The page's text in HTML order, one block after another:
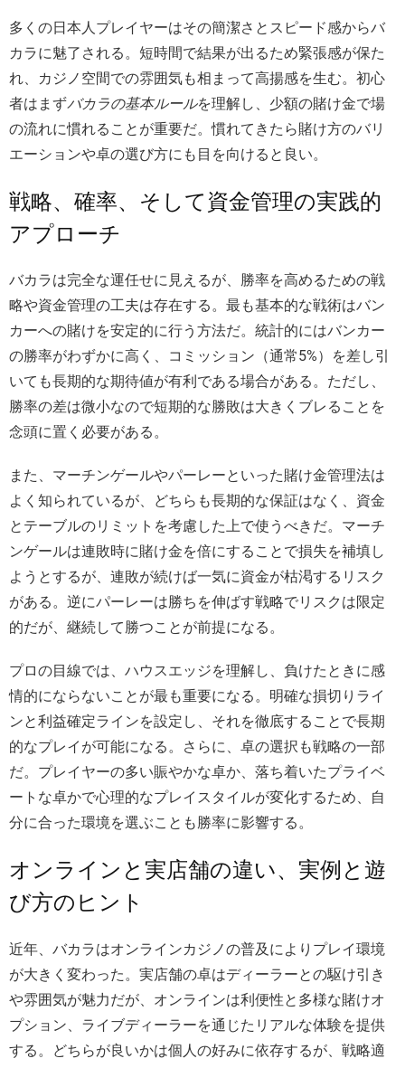
多くの日本人プレイヤーはその簡潔さとスピード感からバ
カラに魅了される。短時間で結果が出るため緊張感が保た
れ、カジノ空間での雰囲気も相まって高揚感を生む。初心
者はまずバカラの基本ルールを理解し、少額の賭け金で場
の流れに慣れることが重要だ。慣れてきたら賭け方のバリ
エーションや卓の選び方にも目を向けると良い。
戦略、確率、そして資金管理の実践的
アプローチ
バカラは完全な運任せに見えるが、勝率を高めるための戦
略や資金管理の工夫は存在する。最も基本的な戦術はバン
カーへの賭けを安定的に行う方法だ。統計的にはバンカー
の勝率がわずかに高く、コミッション（通常5%）を差し引
いても長期的な期待値が有利である場合がある。ただし、
勝率の差は微小なので短期的な勝敗は大きくブレることを
念頭に置く必要がある。
また、マーチンゲールやパーレーといった賭け金管理法は
よく知られているが、どちらも長期的な保証はなく、資金
とテーブルのリミットを考慮した上で使うべきだ。マーチ
ンゲールは連敗時に賭け金を倍にすることで損失を補填し
ようとするが、連敗が続けば一気に資金が枯渇するリスク
がある。逆にパーレーは勝ちを伸ばす戦略でリスクは限定
的だが、継続して勝つことが前提になる。
プロの目線では、ハウスエッジを理解し、負けたときに感
情的にならないことが最も重要になる。明確な損切りライ
ンと利益確定ラインを設定し、それを徹底することで長期
的なプレイが可能になる。さらに、卓の選択も戦略の一部
だ。プレイヤーの多い賑やかな卓か、落ち着いたプライベ
ートな卓かで心理的なプレイスタイルが変化するため、自
分に合った環境を選ぶことも勝率に影響する。
オンラインと実店舗の違い、実例と遊
び方のヒント
近年、バカラはオンラインカジノの普及によりプレイ環境
が大きく変わった。実店舗の卓はディーラーとの駆け引き
や雰囲気が魅力だが、オンラインは利便性と多様な賭けオ
プション、ライブディーラーを通じたリアルな体験を提供
する。どちらが良いかは個人の好みに依存するが、戦略適